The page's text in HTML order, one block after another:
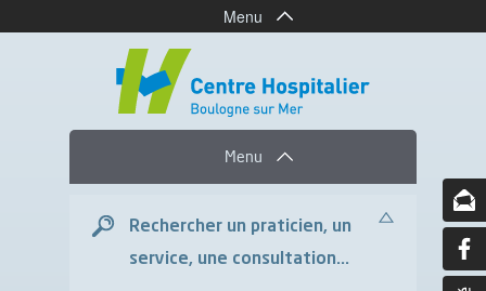
Menu
Menu
Rechercher un praticien, un
service, une consultation...